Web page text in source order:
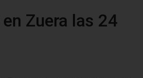
Zuera las 24